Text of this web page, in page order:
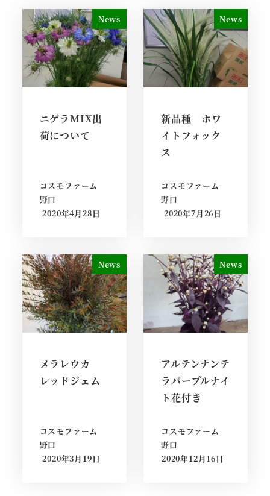
News
ニゲラMIX出
荷について
コスモファーム
野口
2020年4月28日
News
新品種 ホワ
イトフォック
ス
コスモファーム
野口
2020年7月26日
News
メラレウカ
レッドジェム
コスモファーム
野口
2020年3月19日
News
アルテンナンテ
ラパープルナイ
ト花付き
コスモファーム
野口
2020年12月16日